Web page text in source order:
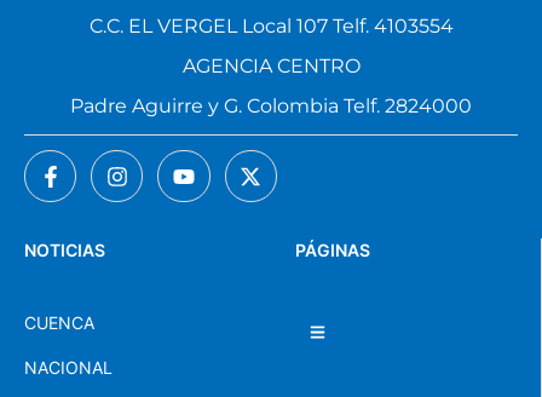
PÁGINAS
NOTICIAS
CUENCA
NACIONAL
C.C. EL VERGEL Local 107 Telf. 4103554
AGENCIA CENTRO
Padre Aguirre y G. Colombia Telf. 2824000